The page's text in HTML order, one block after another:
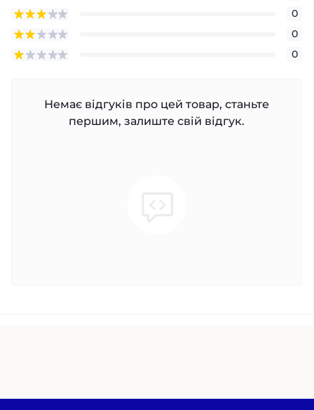
0
0
0
Немає відгуків про цей товар, станьте
першим, залиште свій відгук.